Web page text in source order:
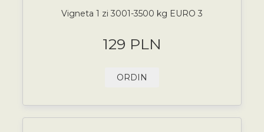
Vigneta 1 zi 3001-3500 kg EURO 3
129 PLN
ORDIN